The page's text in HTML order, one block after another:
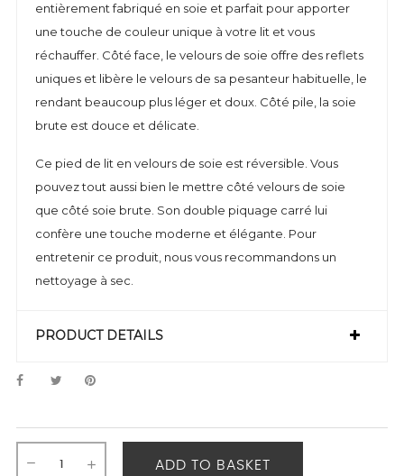
entièrement fabriqué en soie et parfait pour apporter
une touche de couleur unique à votre lit et vous
réchauffer. Côté face, le velours de soie offre des reflets
uniques et libère le velours de sa pesanteur habituelle, le
rendant beaucoup plus léger et doux. Côté pile, la soie
brute est douce et délicate.
Ce pied de lit en velours de soie est réversible. Vous
pouvez tout aussi bien le mettre côté velours de soie
que côté soie brute. Son double piquage carré lui
confère une touche moderne et élégante. Pour
entretenir ce produit, nous vous recommandons un
nettoyage à sec.
PRODUCT DETAILS
ADD TO BASKET